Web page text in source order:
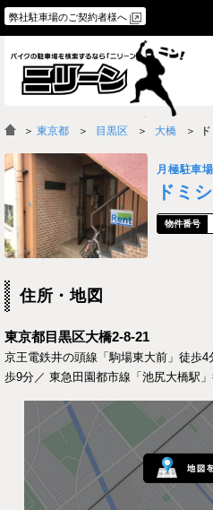
弊社駐車場のご契約者様へ
物件一覧
よくあるご質問
＞ 東京都 目黒区 大橋
月極駐車場
ドミ
住所・地図
東京都目黒区大橋2-8-21
京王電鉄井の頭線「駒場東大前」徒歩
歩9分／ 東急田園都市線「池尻大橋駅